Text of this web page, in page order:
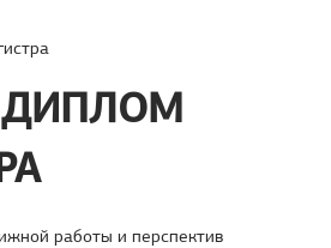
ДИПЛОМ
работы и перспектив